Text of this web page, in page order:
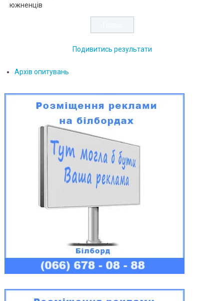
южненців
Подивитись результати
Архів опитувань